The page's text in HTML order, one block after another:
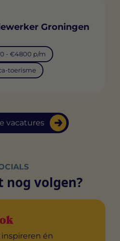
vacatures
Groningen
- €4800 p/m
toerisme
nog volgen?
inspireren én